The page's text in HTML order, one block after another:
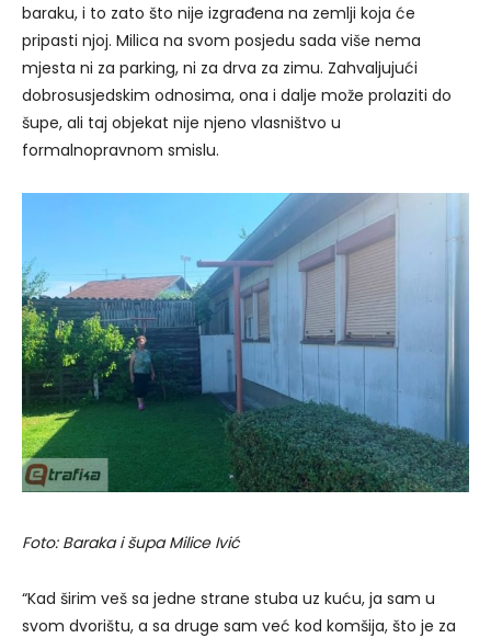
baraku, i to zato što nije izgrađena na zemlji koja će
pripasti njoj. Milica na svom posjedu sada više nema
mjesta ni za parking, ni za drva za zimu. Zahvaljujući
dobrosusjedskim odnosima, ona i dalje može prolaziti do
šupe, ali taj objekat nije njeno vlasništvo u
formalnopravnom smislu.
Foto: Baraka i šupa Milice Ivić
“Kad širim veš sa jedne strane stuba uz kuću, ja sam u
svom dvorištu, a sa druge sam već kod komšija, što je za